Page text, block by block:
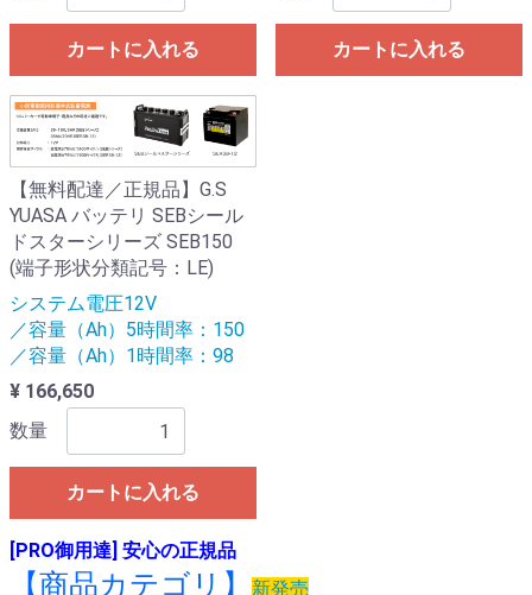
カートに入れる カートに入れる
【無料配達／正規品】G.S
YUASA バッテリ SEBシール
ドスターシリーズ SEB150
(端子形状分類記号：LE)
システム電圧12V
／容量（Ah）5時間率：150
／容量（Ah）1時間率：98
¥ 166,650
数量
カートに入れる
[PRO御用達] 安心の正規品
【商品カテゴリ】 新発売